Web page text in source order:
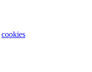
cookies